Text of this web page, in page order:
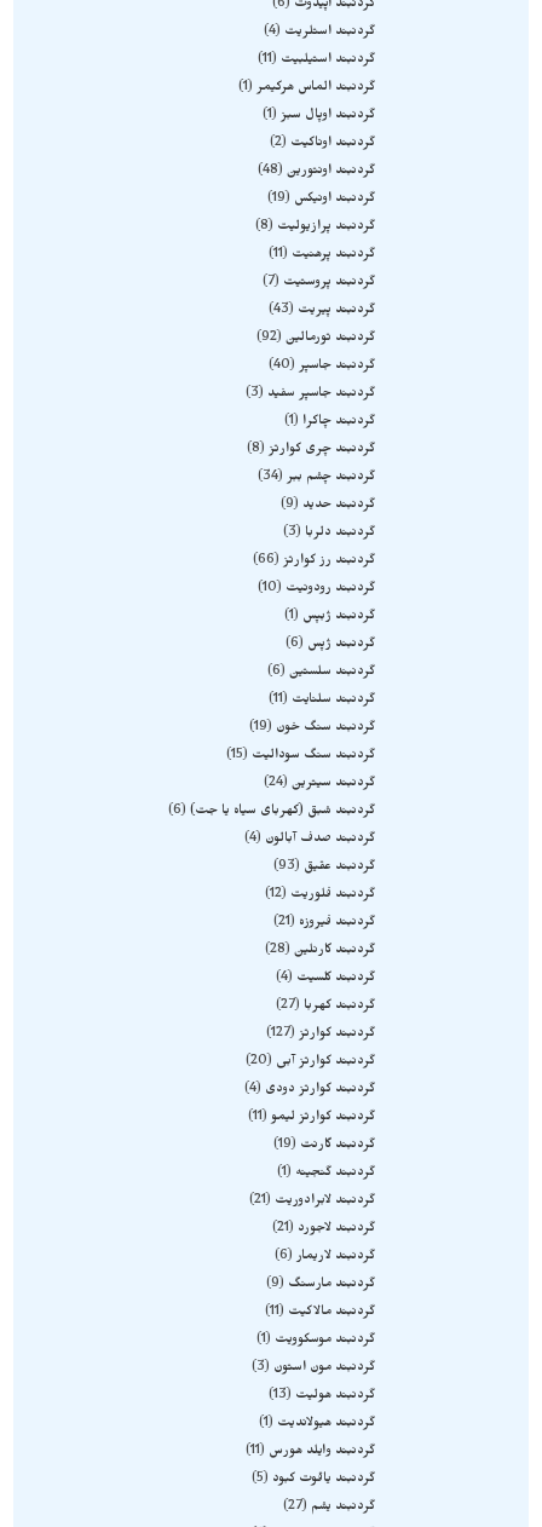
گردنبند اپیدوت
6
گردنبند استلریت
4
گردنبند استیلبیت
11
گردنبند الماس هرکیمر 1
گردنبند اوپال سبز 1
گردنبند اوناکیت
2
گردنبند اونتورین 48
گردنبند اونیکس
19
گردنبند پرازیولیت
8
گردنبند پرهنیت
11
گردنبند پروستیت
7
گردنبند پیریت
43
گردنبند تورمالین 92
گردنبند جاسپر 40
گردنبند جاسپر سفید
3
گردنبند چاکرا
1
گردنبند چری کوارتز 8
گردنبند چشم ببر 34
گردنبند حدید
9
گردنبند دلربا
3
گردنبند رز کوارتز 66
گردنبند رودونیت
10
گردنبند ژبپس
1
گردنبند ژپس
6
گردنبند سلستین 6
گردنبند سلنایت
11
گردنبند سنگ خون
19
گردنبند سنگ سودالیت
15
گردنبند سیترین 24
گردنبند شبق (کهربای سیاه یا جت) 6
گردنبند صدف آبالون
4
گردنبند عقیق
93
گردنبند فلوریت
12
گردنبند فیروزه
21
گردنبند کارنلین 28
گردنبند کلسیت
4
گردنبند کهربا
27
گردنبند کوارتز 127
گردنبند کوارتز آبی
20
گردنبند کوارتز دودی
4
گردنبند کوارتز لیمو 11
گردنبند گارنت
19
گردنبند گنجینه
1
گردنبند لابرادوریت
21
گردنبند لاجورد
21
گردنبند لاریمار 6
گردنبند مارسنگ
9
گردنبند مالاکیت
11
گردنبند موسکوویت
1
گردنبند مون استون
3
گردنبند هولیت
13
گردنبند هیولاندیت
1
گردنبند وایلد هورس
11
گردنبند یاقوت کبود
5
گردنبند یشم
27